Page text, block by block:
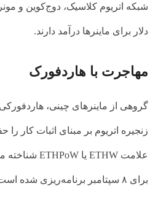
دلار برای ماینرها درآمد دارند.
مهاجرت با هاردفورک
گروهی از ماینرهای چینی، هاردفورکی
زنجیره اتریوم بر مبنای اثبات کار
علامت ETHW یا ETHPoW شناخته
برای ۸ سپتامبر برنامه‌ریزی شده است.